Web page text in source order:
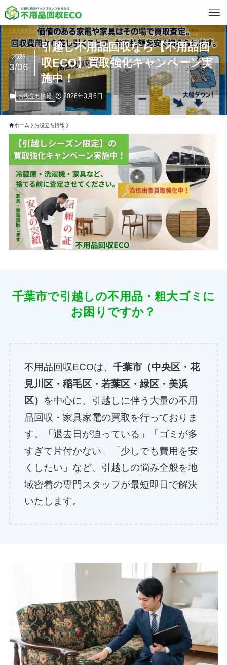
引越し不用品回収なら【不用品回
収ECO】買取強化キャンペーン実
施中！
2026
3/06
お役立ち情報 2026年3月6日
ホーム お役立ち情報
千葉市で引越しの不用品・粗大ゴミに
お困りですか？
不用品回収ECOは、千葉市（中央区・花
見川区・稲毛区・若葉区・緑区・美浜
区） を中心に、引越しに伴う大量の不用
品回収・家具家電の買取を行っておりま
す。「退去日が迫っている」「ゴミが多
すぎて片付かない」「少しでも費用を安
くしたい」など、引越しの悩み全般を地
域密着の専門スタッフが最短即日で解決
いたします。